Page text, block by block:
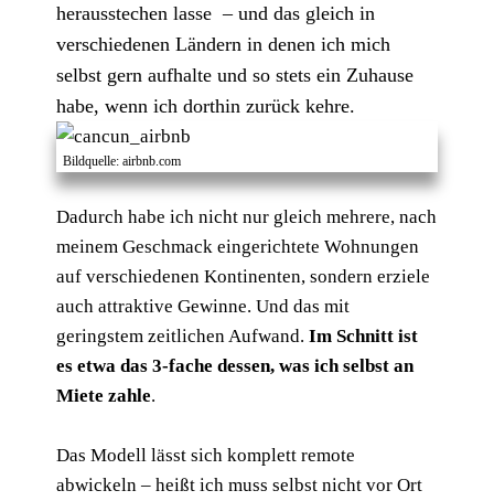
herausstechen lasse – und das gleich in
verschiedenen Ländern in denen ich mich
selbst gern aufhalte und so stets ein Zuhause
habe, wenn ich dorthin zurück kehre.
Bildquelle: airbnb.com
Dadurch habe ich nicht nur gleich mehrere, nach
meinem Geschmack eingerichtete Wohnungen
auf verschiedenen Kontinenten, sondern erziele
auch attraktive Gewinne. Und das mit
geringstem zeitlichen Aufwand.Im Schnitt ist
es etwa das 3-fache dessen, was ich selbst an
Miete zahle.
Das Modell lässt sich komplett remote
abwickeln – heißt ich muss selbst nicht vor Ort